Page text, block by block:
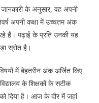
84%
अंक,
हर
रहे
स्कूल
का
के अनुसार, वह अपनी
अपनी कक्षा में उच्चतम अंक
हैं। पढ़ाई के प्रति उनकी यह
स्रोत है।
में बेहतरीन अंक अर्जित किए
के शिक्षकों के सटीक
को दिया है। आज के दौर में जहां